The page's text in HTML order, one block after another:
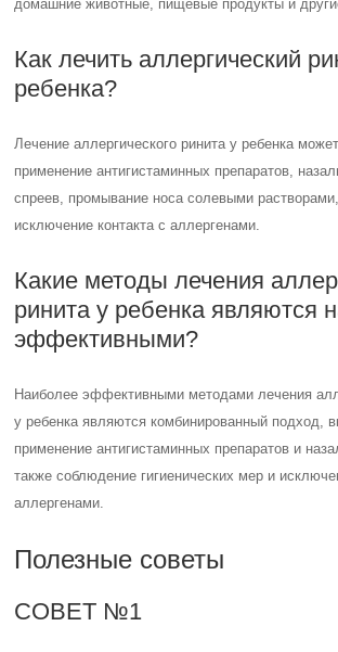
домашние животные, пищевые продукты и
Как лечить аллергический
ребенка?
Лечение аллергического ринита у ребенка
применение антигистаминных препаратов,
спреев, промывание носа солевыми
исключение контакта с аллергенами.
Какие методы лечения
ринита у ребенка являются
эффективными?
Наиболее эффективными методами лечения
у ребенка являются комбинированный подход,
применение антигистаминных препаратов и
также соблюдение гигиенических мер и
аллергенами.
Полезные советы
СОВЕТ №1